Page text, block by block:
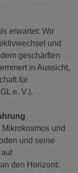
erwartet: Wir
und
geschärften
in Aussicht,
für
e. V.).
und
und seine
den Horizont: